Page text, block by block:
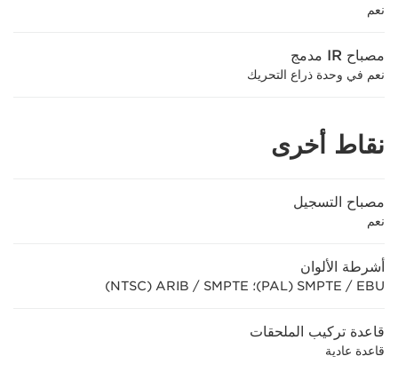
نعم
مصباح IR مدمج
نعم في وحدة ذراع التحريك
نقاط أخرى
مصباح التسجيل
نعم
أشرطة الألوان
قاعدة تركيب الملحقات
قاعدة عادية